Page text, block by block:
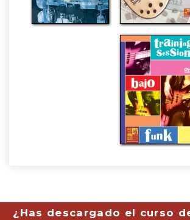
¿Has descargado el curso